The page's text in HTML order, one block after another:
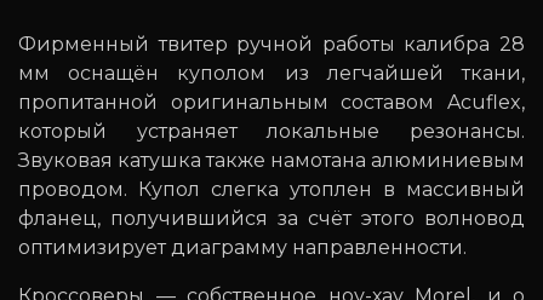
Фирменный твитер ручной работы калибра 28
мм оснащён куполом из легчайшей ткани,
пропитанной оригинальным составом Acuflex,
который устраняет локальные резонансы.
Звуковая катушка также намотана алюминиевым
проводом. Купол слегка утоплен в массивный
фланец, получившийся за счёт этого волновод
оптимизирует диаграмму направленности.